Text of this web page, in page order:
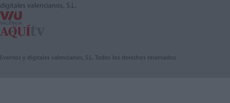
digitales valencianos, S.L.
Eventos y digitales valencianos, S.L. Todos los derechos reservados